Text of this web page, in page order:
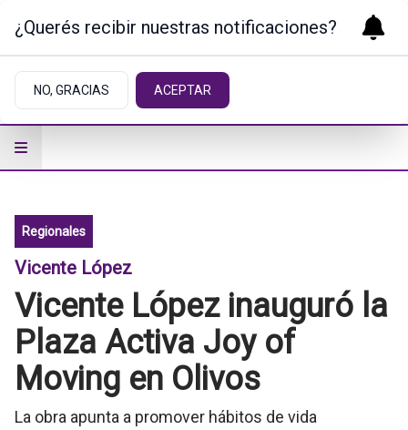
Regionales
Vicente López
Vicente López inauguró la
Plaza Activa Joy of
Moving en Olivos
La obra apunta a promover hábitos de vida
¿Querés recibir nuestras notificaciones?
NO, GRACIAS ACEPTAR